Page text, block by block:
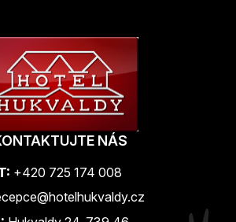
NÁS
+420 725 174 008